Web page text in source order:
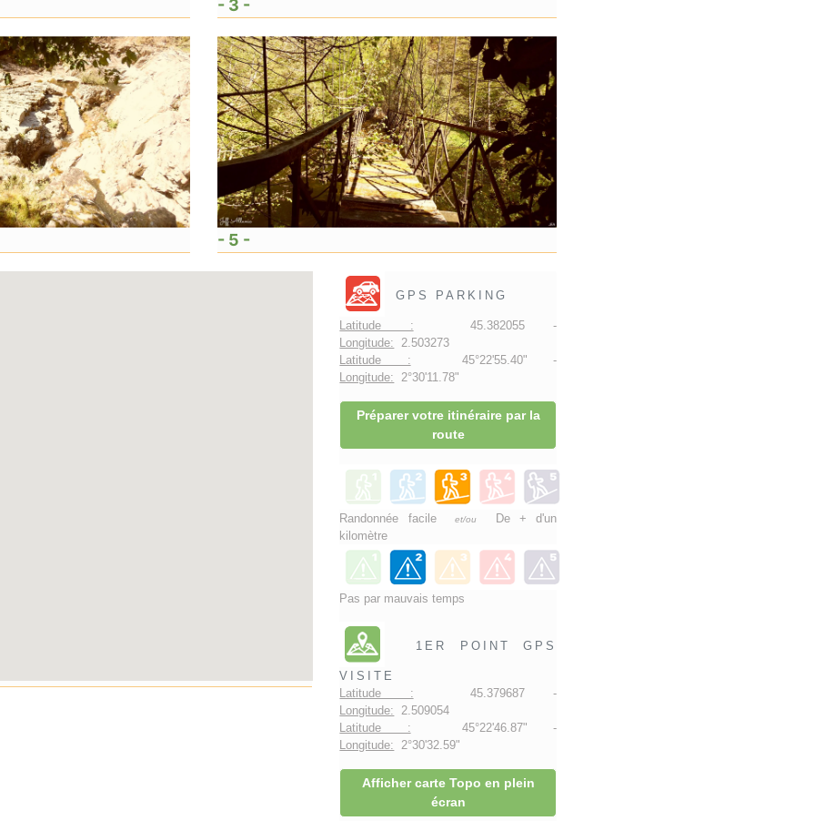
- 3 -
- 5 -
GPS PARKING
Latitude : 45.382055 -
Longitude: 2.503273
Latitude : 45°22'55.40" -
Longitude: 2°30'11.78"
Préparer votre itinéraire par la
route
Randonnée facileet/ou
De + d'un
kilomètre
Pas par mauvais temps
1ER POINT GPS
VISITE
Latitude : 45.379687 -
Longitude: 2.509054
Latitude : 45°22'46.87" -
Longitude: 2°30'32.59"
Afficher carte Topo en plein
écran